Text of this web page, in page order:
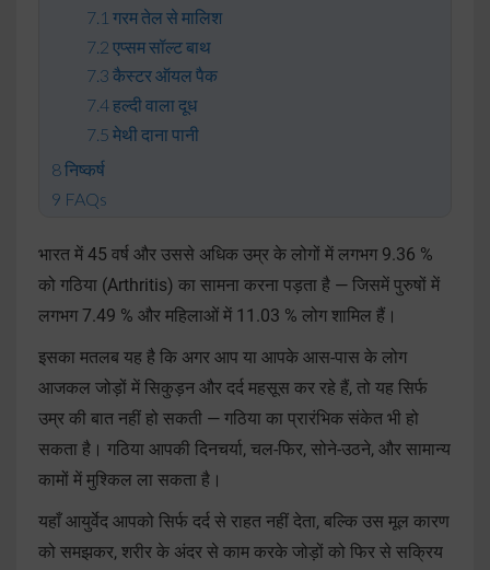
गरम तेल से मालिश
एप्सम सॉल्ट बाथ
कैस्टर ऑयल पैक
हल्दी वाला दूध
मेथी दाना पानी
निष्कर्ष
FAQs
भारत में 45 वर्ष और उससे अधिक उम्र के लोगों में लगभग 9.36 %
को गठिया (Arthritis) का सामना करना पड़ता है — जिसमें पुरुषों में
लगभग 7.49 % और महिलाओं में 11.03 % लोग शामिल हैं।
इसका मतलब यह है कि अगर आप या आपके आस-पास के लोग
आजकल जोड़ों में सिकुड़न और दर्द महसूस कर रहे हैं, तो यह सिर्फ
उम्र की बात नहीं हो सकती — गठिया का प्रारंभिक संकेत भी हो
सकता है। गठिया आपकी दिनचर्या, चल-फिर, सोने-उठने, और सामान्य
कामों में मुश्किल ला सकता है।
यहाँ आयुर्वेद आपको सिर्फ दर्द से राहत नहीं देता, बल्कि उस मूल कारण
को समझकर, शरीर के अंदर से काम करके जोड़ों को फिर से सक्रिय